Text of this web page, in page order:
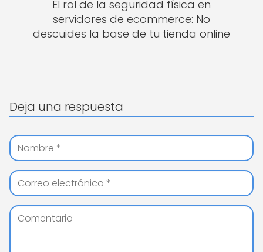
El rol de la seguridad física en
servidores de ecommerce: No
descuides la base de tu tienda online
Deja una respuesta